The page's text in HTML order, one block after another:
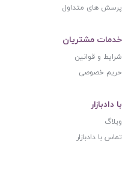
پرسش های متداول
خدمات مشتریان
شرایط و قوانین
حریم خصوصی
با دادبازار
وبلاگ
تماس با دادبازار